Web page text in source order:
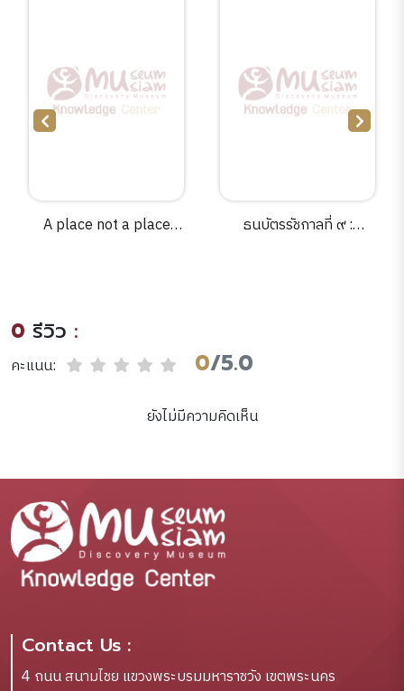
A place not a place
ธนบัตรรัชกาลที่ ๙ :
0 รีวิว :
คะแนน: 0/5.0
ยังไม่มีความคิดเห็น
Contact Us :
4 ถนน สนามไชย แขวงพระบรมมหาราชวัง เขตพระนคร